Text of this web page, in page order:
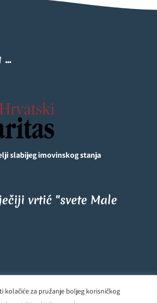
kolačiće za pružanje boljeg korisničkog
slabijeg imovinskog stanja
vrtić "svete Male